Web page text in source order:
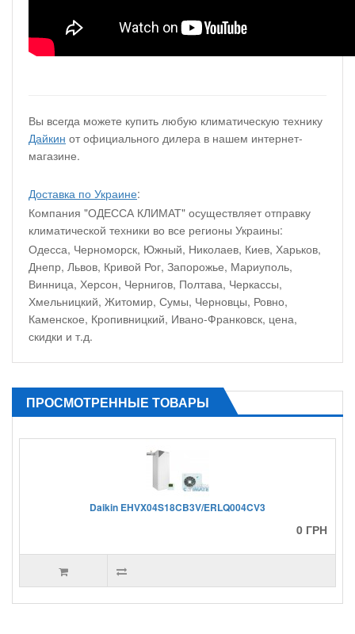
Вы всегда можете купить любую климатическую технику
Дайкин от официального дилера в нашем интернет-
магазине.
Доставка по Украине:
Компания "ОДЕССА КЛИМАТ" осуществляет отправку
климатической техники во все регионы Украины:
Одесса, Черноморск, Южный, Николаев, Киев, Харьков,
Днепр, Львов, Кривой Рог, Запорожье, Мариуполь,
Винница, Херсон, Чернигов, Полтава, Черкассы,
Хмельницкий, Житомир, Сумы, Черновцы, Ровно,
Каменское, Кропивницкий, Ивано-Франковск, цена,
скидки и т.д.
ПРОСМОТРЕННЫЕ ТОВАРЫ
Daikin EHVX04S18CB3V/ERLQ004CV3
0 ГРН